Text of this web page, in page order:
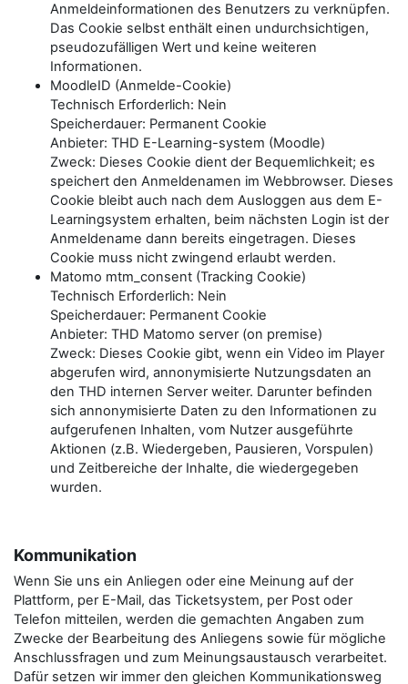
Anmeldeinformationen des Benutzers zu verknüpfen.
Das Cookie selbst enthält einen undurchsichtigen,
pseudozufälligen Wert und keine weiteren
Informationen.
MoodleID (Anmelde-Cookie)
Technisch Erforderlich: Nein
Speicherdauer: Permanent Cookie
Anbieter: THD E-Learning-system (Moodle)
Zweck: Dieses Cookie dient der Bequemlichkeit; es
speichert den Anmeldenamen im Webbrowser. Dieses
Cookie bleibt auch nach dem Ausloggen aus dem E-
Learningsystem erhalten, beim nächsten Login ist der
Anmeldename dann bereits eingetragen. Dieses
Cookie muss nicht zwingend erlaubt werden.
Matomo mtm_consent (Tracking Cookie)
Technisch Erforderlich: Nein
Speicherdauer: Permanent Cookie
Anbieter: THD Matomo server (on premise)
Zweck: Dieses Cookie gibt, wenn ein Video im Player
abgerufen wird, annonymisierte Nutzungsdaten an
den THD internen Server weiter. Darunter befinden
sich annonymisierte Daten zu den Informationen zu
aufgerufenen Inhalten, vom Nutzer ausgeführte
Aktionen (z.B. Wiedergeben, Pausieren, Vorspulen)
und Zeitbereiche der Inhalte, die wiedergegeben
wurden.
Kommunikation
Wenn Sie uns ein Anliegen oder eine Meinung auf der
Plattform, per E-Mail, das Ticketsystem, per Post oder
Telefon mitteilen, werden die gemachten Angaben zum
Zwecke der Bearbeitung des Anliegens sowie für mögliche
Anschlussfragen und zum Meinungsaustausch verarbeitet.
Dafür setzen wir immer den gleichen Kommunikationsweg